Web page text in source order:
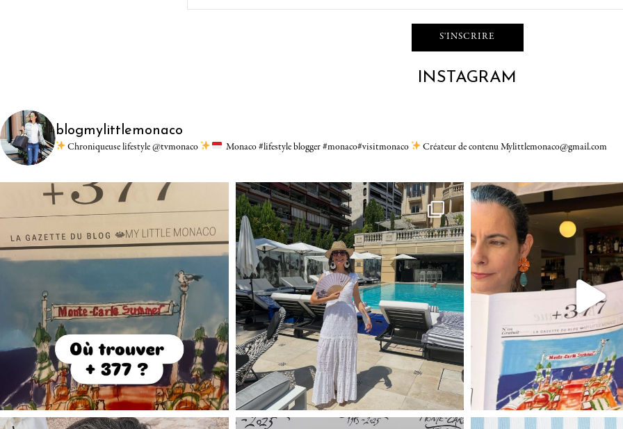
INSTAGRAM
blogmylittlemonaco
Chroniqueuse lifestyle @tvmonaco Monaco #lifestyle blogger #monaco#visitmonaco Créateur de contenu Mylittlemonaco@gmail.com